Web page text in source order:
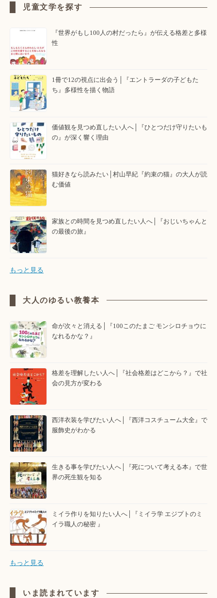
児童文学を探す
『世界がもし100人の村だったら』が伝える格差と多様
性
1冊で12の視点に出会う│『エントラーダの子どもた
ち』多様性を描く物語
価値観を見つめ直したい人へ│『ひとつだけ守りたいも
の』が深く響く理由
猫好きなら読みたい│村山早紀『約束の猫』の大人が読
む価値
家族との時間を見つめ直したい人へ│『おじいちゃんと
の最後の旅』
もっと見る
大人のゆるい教養本
命が次々と消える│『100このたまご モンシロチョウに
なれるかな？』
格差を理解したい人へ│『社会格差はどこから？』で社
会の見方が変わる
西洋衣装を学びたい人へ│『西洋コスチューム大全』で
服飾史がわかる
生きる事を学びたい人へ│『死について考える本』で世
界の死生観を知る
ミイラ作りを知りたい人へ│『ミイラ学 エジプトのミ
イラ職人の秘密 』
もっと見る
いま読まれています